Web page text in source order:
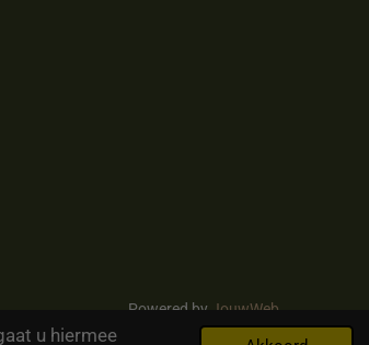
u hiermee
Powered by JouwWeb